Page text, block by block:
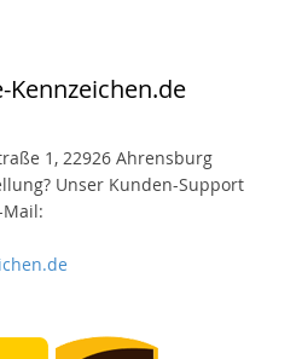
Kennzeichen.de
1, 22926 Ahrensburg
Unser Kunden-Support